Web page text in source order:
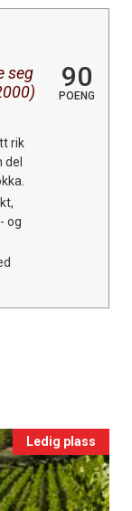
seg
90
POENG
rik
og
Ledig plass